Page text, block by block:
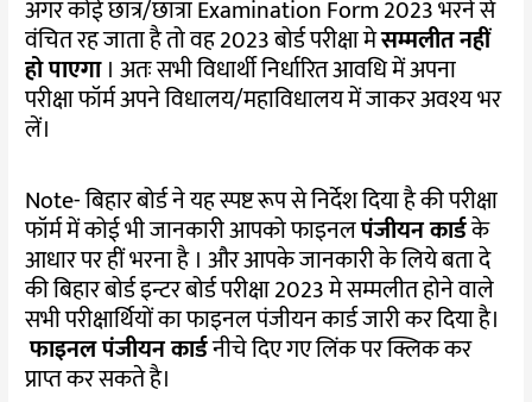
अगर कोई छात्र/छात्रा Examination Form 2023 भरने से
वंचित रह जाता है तो वह 2023 बोर्ड परीक्षा मेसम्मलीत नहीं
हो पाएगा । अतः सभी विधार्थी निर्धारित आवधि में अपना
परीक्षा फॉर्म अपने विधालय/महाविधालय में जाकर अवश्य भर
लें।
Note- बिहार बोर्ड ने यह स्पष्ट रूप से निर्देश दिया है की परीक्षा
फॉर्म में कोई भी जानकारी आपको फाइनलपंजीयन कार्डके
आधार पर हीं भरना है । और आपके जानकारी के लिये बता दे
की बिहार बोर्ड इन्टर बोर्ड परीक्षा 2023 मे सम्मलीत होने वाले
सभी परीक्षार्थियों का फाइनल पंजीयन कार्ड जारी कर दिया है।
फाइनल पंजीयन कार्डनीचे दिए गए लिंक पर क्लिक कर
प्राप्त कर सकते है।